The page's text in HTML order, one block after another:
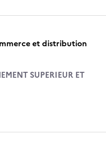
et distribution
SUPERIEUR ET